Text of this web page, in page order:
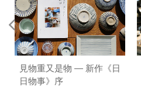
見物重又是物 — 新作《日
日物事》序